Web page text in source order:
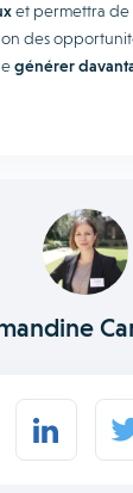
et permettra
des
générer